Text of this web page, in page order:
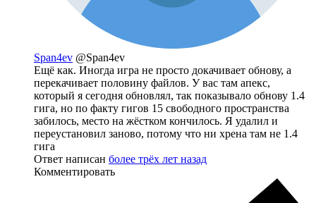
Span4ev @Span4ev
Ещё как. Иногда игра не просто докачивает обнову, а
перекачивает половину файлов. У вас там апекс,
который я сегодня обновлял, так показывало обнову 1.4
гига, но по факту гигов 15 свободного пространства
забилось, место на жёстком кончилось. Я удалил и
переустановил заново, потому что ни хрена там не 1.4
гига
Ответ написан более трёх лет назад
Комментировать